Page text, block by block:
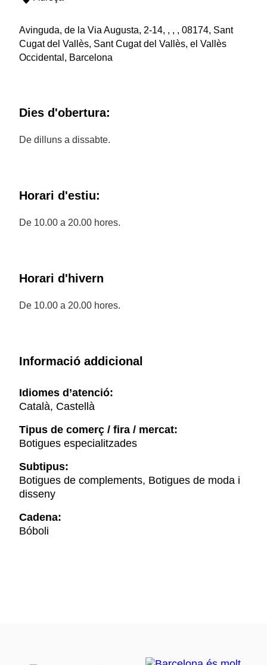
Avinguda, de la Via Augusta, 2-14, , , , 08174, Sant
Cugat del Vallès, Sant Cugat del Vallès, el Vallès
Occidental, Barcelona
Dies d'obertura:
De dilluns a dissabte.
Horari d'estiu:
De 10.00 a 20.00 hores.
Horari d'hivern
De 10.00 a 20.00 hores.
Informació addicional
Idiomes d’atenció:
Català, Castellà
Tipus de comerç / fira / mercat:
Botigues especialitzades
Subtipus:
Botigues de complements, Botigues de moda i
disseny
Cadena:
Bóboli